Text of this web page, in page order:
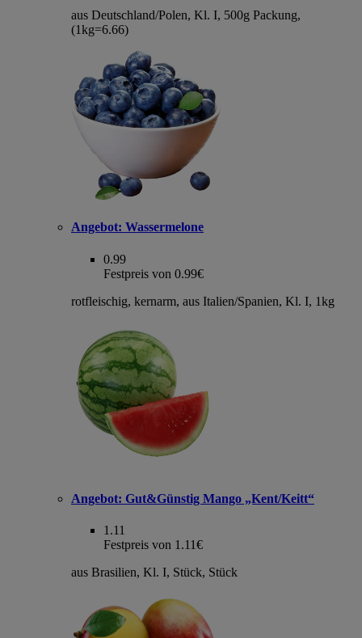
aus Deutschland/Polen, Kl. I, 500g Packung,
(1kg=6.66)
Angebot: Wassermelone
0.99
Festpreis von 0.99€
rotfleischig, kernarm, aus Italien/Spanien, Kl. I, 1kg
Angebot: Gut&Günstig Mango „Kent/Keitt“
1.11
Festpreis von 1.11€
aus Brasilien, Kl. I, Stück, Stück